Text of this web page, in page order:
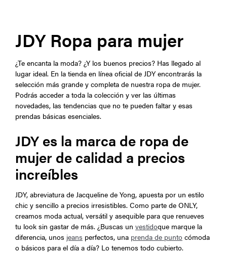
JDY Ropa para mujer
¿Te encanta la moda? ¿Y los buenos precios? Has llegado al
lugar ideal. En la tienda en línea oficial de JDY encontrarás la
selección más grande y completa de nuestra ropa de mujer.
Podrás acceder a toda la colección y ver las últimas
novedades, las tendencias que no te pueden faltar y esas
prendas básicas esenciales.
JDY es la marca de ropa de
mujer de calidad a precios
increíbles
JDY, abreviatura de Jacqueline de Yong, apuesta por un estilo
chic y sencillo a precios irresistibles. Como parte de ONLY,
creamos moda actual, versátil y asequible para que renueves
tu look sin gastar de más. ¿Buscas un vestidoque marque la
diferencia, unos jeans perfectos, una prenda de punto cómoda
o básicos para el día a día? Lo tenemos todo cubierto.